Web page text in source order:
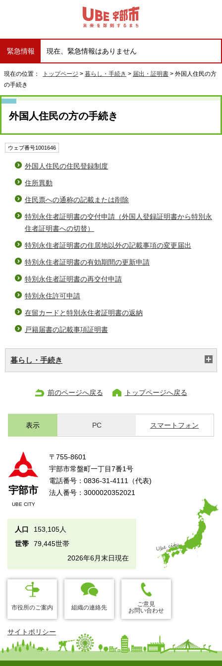
緊急情報 現在、緊急情報はありません
現在の位置： トップページ > 暮らし・手続き > 届出・証明書 > 外国人住民の方
の手続き
外国人住民の方の手続き
ウェブ番号1001646
外国人住民の住民登録制度
住所異動
住民票への通称の記載または削除
特別永住者証明書の交付申請（外国人登録証明書から特別永
住者証明書への切替）
特別永住者証明書の住居地以外の記載事項の変更届出
特別永住者証明書の有効期間の更新申請
特別永住者証明書の再交付申請
特別永住許可申請
在留カードと特別永住者証明書の返納
戸籍届書の記載事項証明書
暮らし・手続き
前のページへ戻る トップページへ戻る
表示 PC スマートフォン
宇部市
UBE CITY
〒755-8601
宇部市常盤町一丁目7番1号
電話番号：0836-31-4111（代表)
法人番号：3000020352021
人口
153,105人
世帯
79,445世帯
2026年6月末日現在
市役所のご案内 組織の連絡先
ご意見
お問い合わせ
サイトポリシー